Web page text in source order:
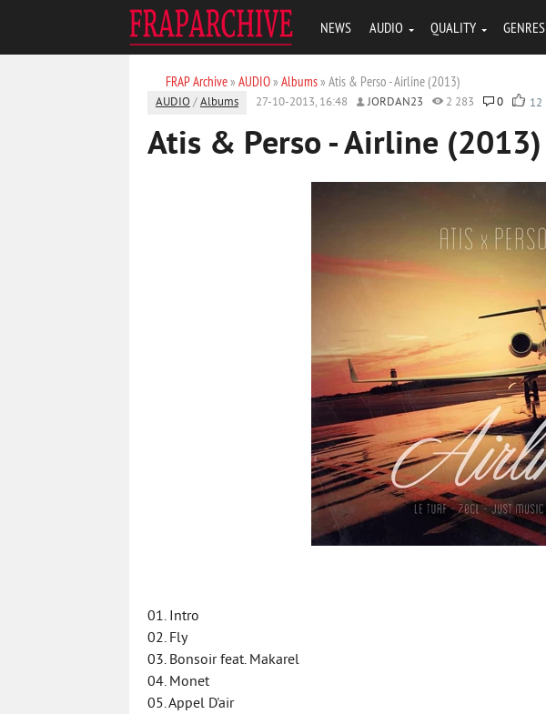
NEWS AUDIO QUALITY GENRES
FRAP Archive» AUDIO» Albums» Atis & Perso - Airline (2013)
AUDIO /Albums 27-10-2013, 16:48 JORDAN23 2 283 0 12
Atis & Perso - Airline (2013)
01. Intro
02. Fly
03. Bonsoir feat. Makarel
04. Monet
05. Appel D'air